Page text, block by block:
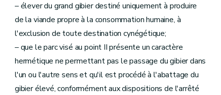
– élever du grand gibier destiné uniquement à produire
de la viande propre à la consommation humaine, à
l'exclusion de toute destination cynégétique;
– que le parc visé au point II présente un caractère
hermétique ne permettant pas le passage du gibier dans
l'un ou l'autre sens et qu'il est procédé à l'abattage du
gibier élevé, conformément aux dispositions de l'arrêté